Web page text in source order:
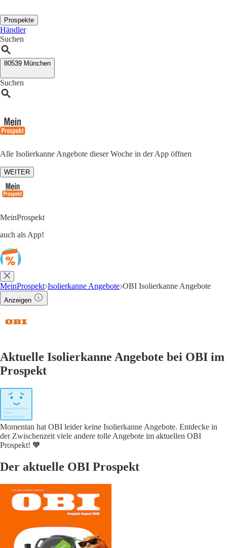
Prospekte
Händler
Suchen
80539 München
Suchen
Alle Isolierkanne Angebote dieser Woche in der App öffnen
WEITER
MeinProspekt
auch als App!
MeinProspekt Isolierkanne Angebote OBI Isolierkanne Angebote
Anzeigen
Aktuelle Isolierkanne Angebote bei OBI im
Prospekt
Momentan hat OBI leider keine Isolierkanne Angebote. Entdecke in
der Zwischenzeit viele andere tolle Angebote im aktuellen OBI
Prospekt! 🧡
Der aktuelle OBI Prospekt